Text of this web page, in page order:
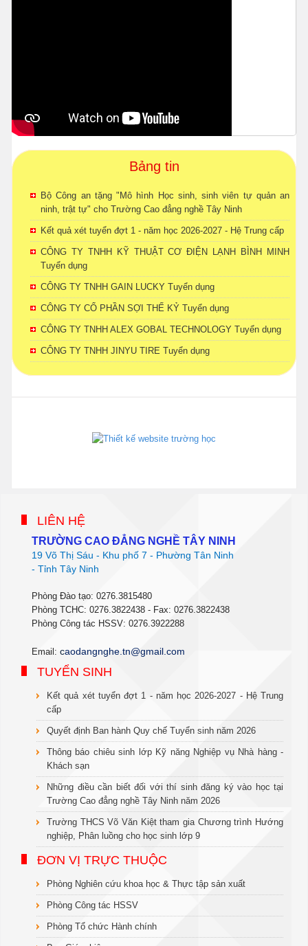
Bảng tin
Bộ Công an tặng "Mô hình Học sinh, sinh viên tự quản an
ninh, trật tự" cho Trường Cao đẳng nghề Tây Ninh
Kết quả xét tuyển đợt 1 - năm học 2026-2027 - Hệ Trung cấp
CÔNG TY TNHH KỸ THUẬT CƠ ĐIỆN LẠNH BÌNH MINH
Tuyển dụng
CÔNG TY TNHH GAIN LUCKY Tuyển dụng
CÔNG TY CỔ PHẦN SỢI THẾ KỶ Tuyển dụng
CÔNG TY TNHH ALEX GOBAL TECHNOLOGY Tuyển dụng
CÔNG TY TNHH JINYU TIRE Tuyển dụng
LIÊN HỆ
TRƯỜNG CAO ĐẲNG NGHỀ TÂY NINH
19 Võ Thị Sáu - Khu phố 7 - Phường Tân Ninh
- Tỉnh Tây Ninh
Phòng Đào tạo: 0276.3815480
Phòng TCHC: 0276.3822438 - Fax: 0276.3822438
Phòng Công tác HSSV: 0276.3922288
Email: caodangnghe.tn@gmail.com
TUYỂN SINH
Kết quả xét tuyển đợt 1 - năm học 2026-2027 - Hệ Trung
cấp
Quyết định Ban hành Quy chế Tuyển sinh năm 2026
Thông báo chiêu sinh lớp Kỹ năng Nghiệp vụ Nhà hàng -
Khách sạn
Những điều cần biết đối với thí sinh đăng ký vào học tại
Trường Cao đẳng nghề Tây Ninh năm 2026
Trường THCS Võ Văn Kiệt tham gia Chương trình Hướng
nghiệp, Phân luồng cho học sinh lớp 9
ĐƠN VỊ TRỰC THUỘC
Phòng Nghiên cứu khoa học & Thực tập sản xuất
Phòng Công tác HSSV
Phòng Tổ chức Hành chính